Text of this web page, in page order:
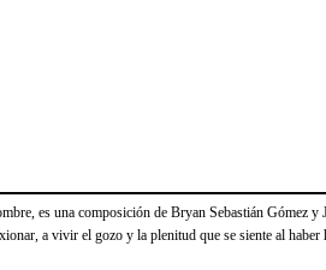
es una composición de Bryan Sebastián Gómez y
a vivir el gozo y la plenitud que se siente al haber